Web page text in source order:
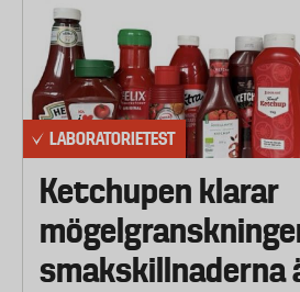
LABORATORIETEST
Ketchupen klarar
smakskillnaderna